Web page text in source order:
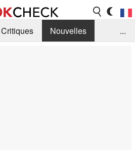
Critiques
Nouvelles
...